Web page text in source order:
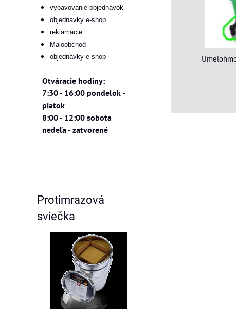
vybavovanie objednávok
objednavky e-shop
reklamacie
Maloobchod
objednávky e-shop
Otváracie hodiny:
7:30 - 16:00 pondelok -
piatok
8:00 - 12:00 sobota
nedeľa - zatvorené
Protimrazová
sviečka